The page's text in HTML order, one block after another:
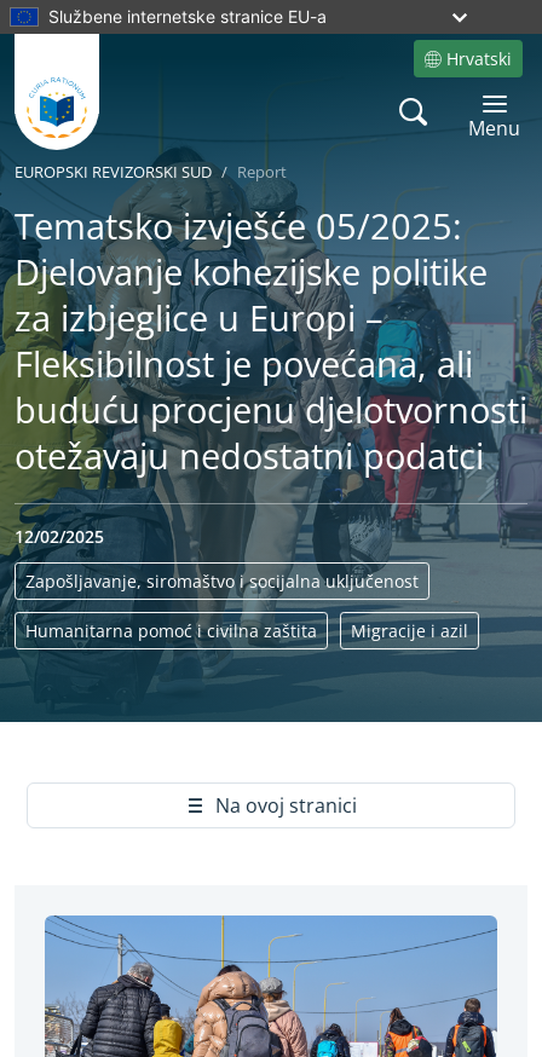
Službene internetske stranice EU-a
Hrvatski
Site language
Search
Toggle
Menu
EUROPSKI REVIZORSKI SUD Report
Tematsko izvješće 05/2025:
Djelovanje kohezijske politike
za izbjeglice u Europi –
Fleksibilnost je povećana, ali
buduću procjenu djelotvornosti
otežavaju nedostatni podatci
12/02/2025
Zapošljavanje, siromaštvo i socijalna uključenost
Humanitarna pomoć i civilna zaštita Migracije i azil
Na ovoj stranici